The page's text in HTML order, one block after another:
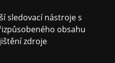
sledovací nástroje s
obsahu
zdroje
76
ano